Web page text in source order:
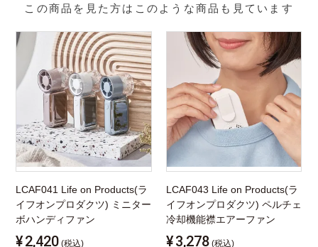
この商品を見た方はこのような商品も見ています
LCAF041 Life on Products(ラ
イフオンプロダクツ) ミニター
ボハンディファン
¥2,420 (税込)
LCAF043 Life on Products(ラ
イフオンプロダクツ) ペルチェ
冷却機能襟エアーファン
¥3,278 (税込)